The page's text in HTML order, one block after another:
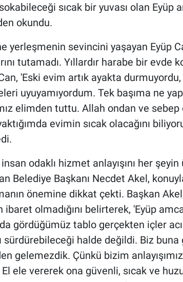
sıcak bir yuvası olan Eyüp
okundu.
yerleşmenin sevincini yaşayan Eyüp
tutamadı. Yıllardır harabe bir evde
'Eski evim artık ayakta
uyuyamıyordum. Tek başıma ne
elimden tuttu. Allah ondan ve sebep
evimin sıcak olacağını
odaklı hizmet anlayışını her
Belediye Başkanı Necdet Akel,
önemine dikkat çekti. Başkan
ibaret olmadığını belirterek, 'Eyüp
gördüğümüz tablo gerçekten içler
sürdürebileceği halde değildi. Biz buna
gelemezdik. Çünkü bizim
ele vererek ona güvenli, sıcak ve